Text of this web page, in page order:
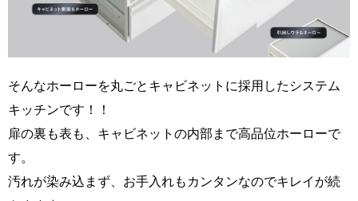
そんなホーローを丸ごとキャビネットに採用したシステム
キッチンです！！
扉の裏も表も、キャビネットの内部まで高品位ホーローで
す。
汚れが染み込まず、お手入れもカンタンなのでキレイが続